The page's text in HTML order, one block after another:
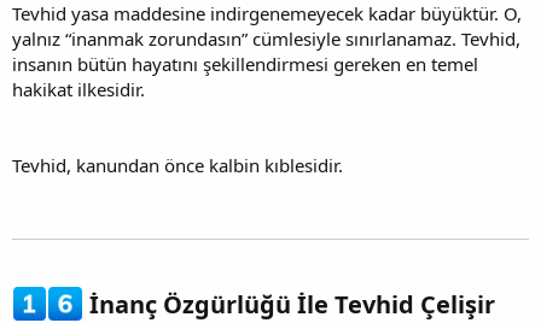
Tevhid yasa maddesine indirgenemeyecek kadar büyüktür. O,
yalnız “inanmak zorundasın” cümlesiyle sınırlanamaz. Tevhid,
insanın bütün hayatını şekillendirmesi gereken en temel
hakikat ilkesidir.
Tevhid, kanundan önce kalbin kıblesidir.
İnanç Özgürlüğü İle Tevhid Çelişir